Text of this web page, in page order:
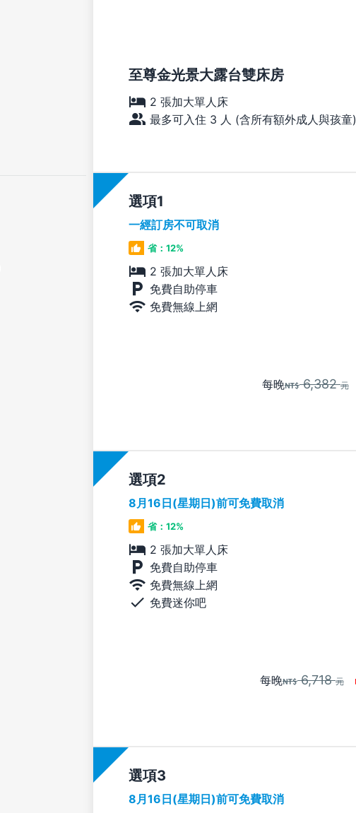
至尊金光景大露台雙床房
2 張加大單人床
最多可入住 3 人 (含所有額外成人與孩童)
選項
一經訂房不可取消
省：12%
2 張加大單人床
免費自助停車
免費無線上網
每晚 6,382元
選項
8月16日(星期日)前可免費取消
省：12%
2 張加大單人床
免費自助停車
免費無線上網
免費迷你吧
每晚 6,718元
選項
8月16日(星期日)前可免費取消